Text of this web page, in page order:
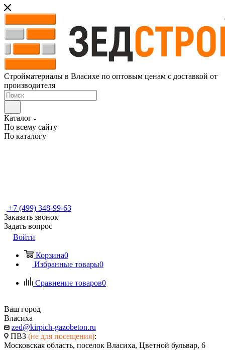
Стройматериалы в Власихе по оптовым ценам с доставкой от
производителя
Каталог
По всему сайту
По каталогу
+7 (499) 348-99-63
Заказать звонок
Задать вопрос
Войти
Корзина0
Избранные товары0
Сравнение товаров0
Ваш город
Власиха
zed@kirpich-gazobeton.ru
ПВЗ (не для посещения):
Московская область, поселок Власиха, Цветной бульвар, 6